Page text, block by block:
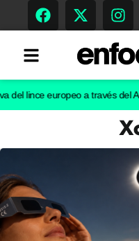
Gastronomía
europeo a través del ADN